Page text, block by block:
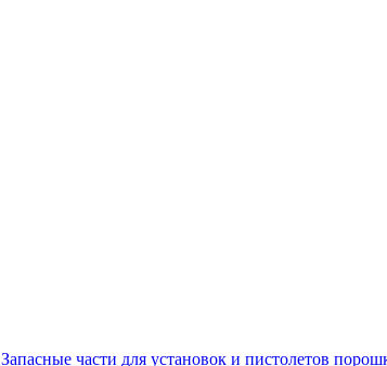
Запасные части для установок и пистолетов